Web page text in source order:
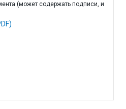
(может содержать подписи, и